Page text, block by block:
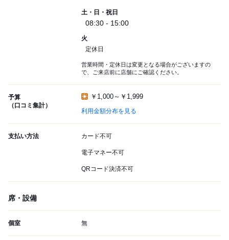
土・日・祝日
08:30 - 15:00
火
定休日
営業時間・定休日は変更となる場合がございますの
で、ご来店前に店舗にご確認ください。
予算
（口コミ集計）
￥1,000～￥1,999
利用金額分布を見る
支払い方法 カード不可
電子マネー不可
QRコード決済不可
席・設備
個室 無